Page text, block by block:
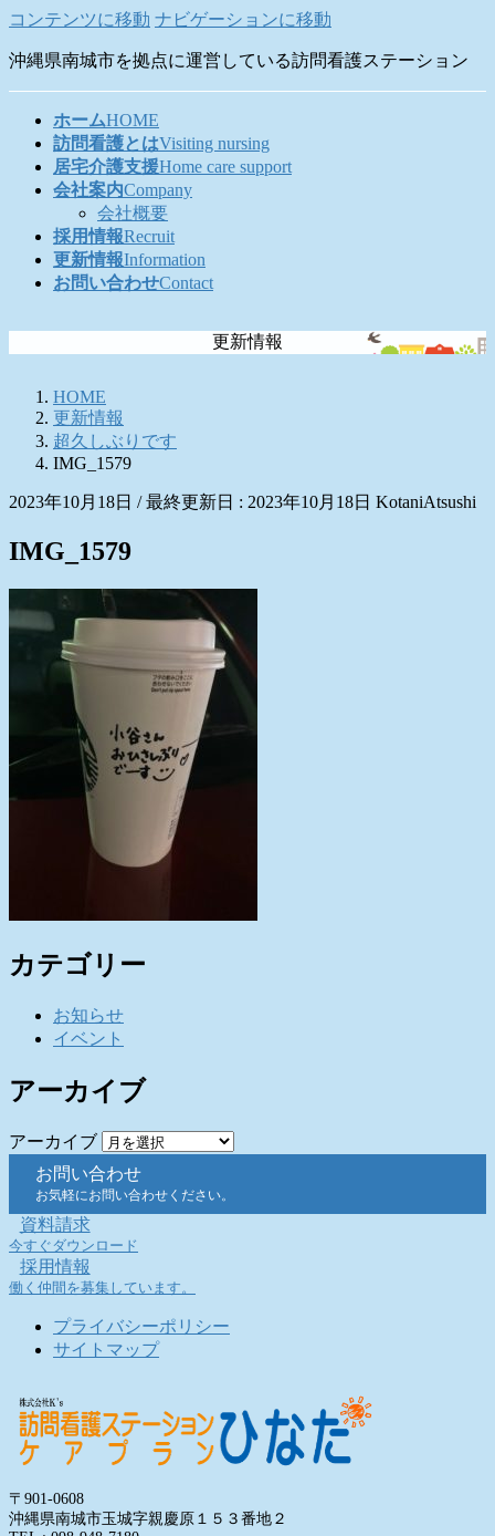
コンテンツに移動 ナビゲーションに移動
沖縄県南城市を拠点に運営している訪問看護ステーション
ホームHOME
訪問看護とはVisiting nursing
居宅介護支援Home care support
会社案内Company
会社概要
採用情報Recruit
更新情報Information
お問い合わせContact
更新情報
HOME
更新情報
超久しぶりです
IMG_1579
2023年10月18日 / 最終更新日 : 2023年10月18日 KotaniAtsushi
IMG_1579
カテゴリー
お知らせ
イベント
アーカイブ
アーカイブ
お問い合わせ
お気軽にお問い合わせください。
資料請求
今すぐダウンロード
採用情報
働く仲間を募集しています。
プライバシーポリシー
サイトマップ
〒901-0608
沖縄県南城市玉城字親慶原１５３番地２